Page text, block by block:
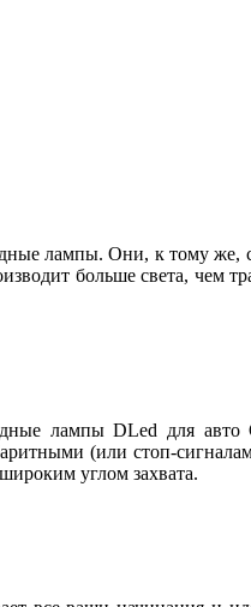
лампы. Они, к тому же,
больше света, чем
лампы DLed для авто
(или стоп-
углом захвата.